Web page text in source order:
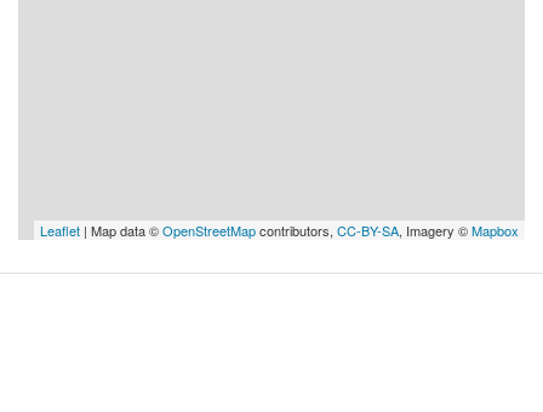
Leaflet | Map data ©OpenStreetMapcontributors, CC-BY-SA, Imagery ©Mapbox